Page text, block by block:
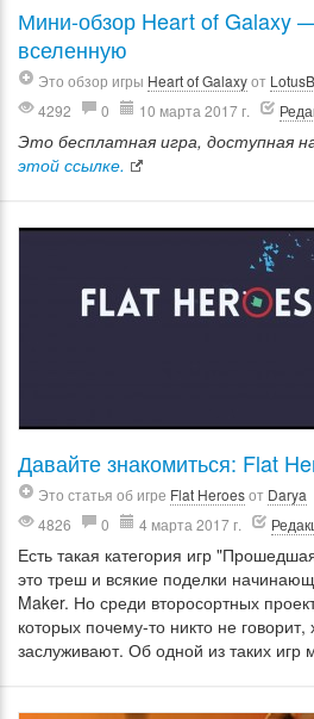
Мини-обзор Heart of Galaxy
вселенную
Это обзор игры Heart of Galaxyот
4292
0 10 марта 2017 г.
Это бесплатная игра, доступная
этой ссылке.
Давайте знакомиться: Flat
Это статья об игре Flat Heroesот Darya
4826
0 4 марта 2017 г.
Есть такая категория игр
это треш и всякие поделки
Maker. Но среди второсортных
которых почему-то никто не говорит,
заслуживают. Об одной из таких игр